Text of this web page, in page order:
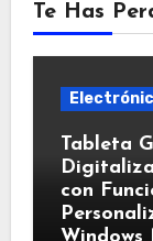
Te Has
Tableta
con